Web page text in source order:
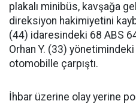
plakalı minibüs, kavşağa
direksiyon hakimiyetini
(44) idaresindeki 68 ABS
Orhan Y. (33) yönetimindeki
otomobille çarpıştı.
İhbar üzerine olay yerine